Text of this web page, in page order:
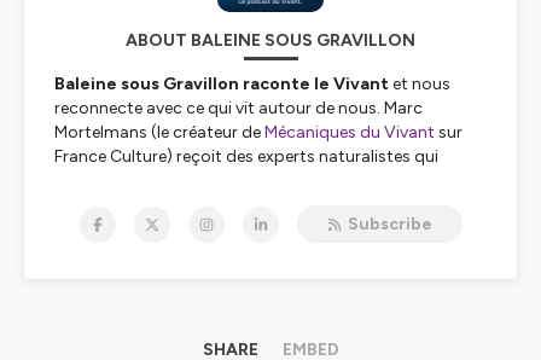
ABOUT BALEINE SOUS GRAVILLON
Baleine sous Gravillon raconte le Vivantet nous
reconnecte avec ce qui vit autour de nous. Marc
Mortelmans (le créateur deMécaniques du Vivant sur
France Culture) reçoit des experts naturalistes qui
Subscribe
SHARE EMBED